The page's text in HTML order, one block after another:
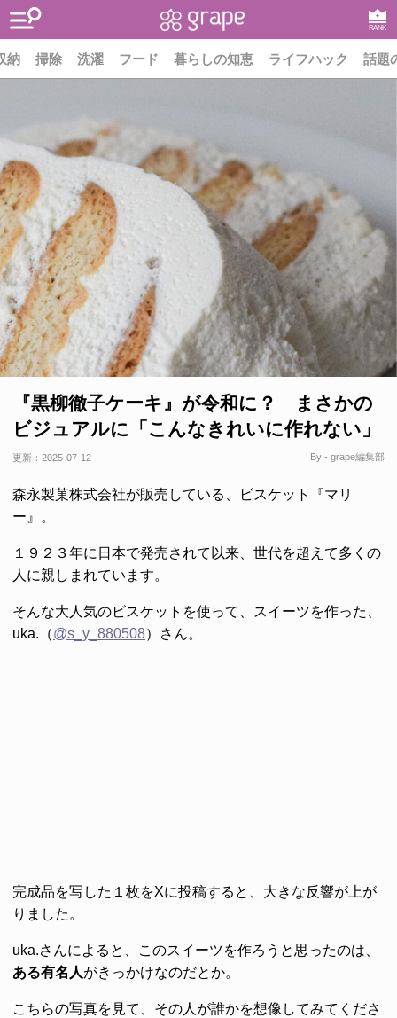
RANK
納 掃除 洗濯 フード 暮らしの知恵 ライフハック 話題
『黒柳徹子ケーキ』が令和に？ まさかの
ビジュアルに「こんなきれいに作れない」
更新： 2025-07-12 By - grape編集部
森永製菓株式会社が販売している、ビスケット『マリ
ー』。
１９２３年に日本で発売されて以来、世代を超えて多くの
人に親しまれています。
そんな大人気のビスケットを使って、スイーツを作った、
uka.（@s_y_880508）さん。
完成品を写した１枚をXに投稿すると、大きな反響が上が
りました。
uka.さんによると、このスイーツを作ろうと思ったのは、
ある有名人がきっかけなのだとか。
こちらの写真を見て、その人が誰かを想像してみてくださ